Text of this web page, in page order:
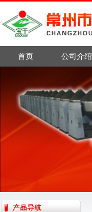
首页 公司介绍